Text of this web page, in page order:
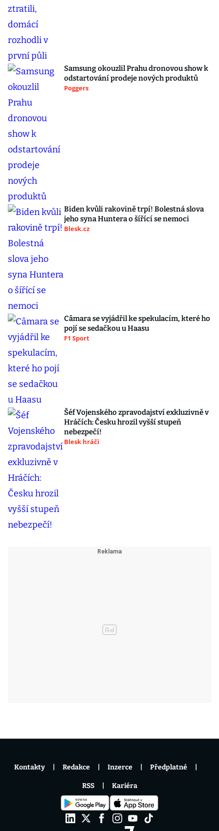
Samsung okouzlil Prahu dronovou show k
odstartování prodeje nových produktů
Poggers
Biden kvůli rakovině trpí! Bolestná slova
jeho syna Huntera o šířící se nemoci
Blesk.cz
Câmara se vyjádřil ke spekulacím, které ho
pojí se sedačkou u Haasu
F1 Sport
Šéf Vojenského zpravodajství exkluzivně v
Hráčích: Česku hrozil vyšší stupeň
nebezpečí!
Blesk hráči
Kontakty Redakce Inzerce Předplatné
RSS Kariéra